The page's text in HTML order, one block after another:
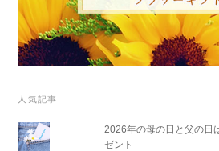
人気記事
2026年の母の日と父の日
ゼント